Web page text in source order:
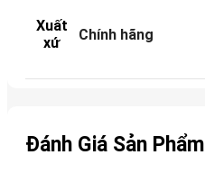
Xuất
xứ
Chính hãng
Đánh Giá Sản Phẩm